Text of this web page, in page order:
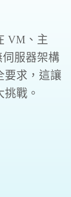
VM、主
服器架構
要求，這讓
戰。